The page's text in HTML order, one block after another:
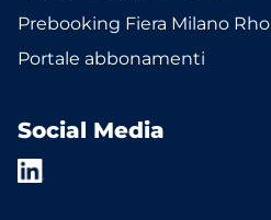
Prebooking Fiera Milano Rho
Portale abbonamenti
Social Media